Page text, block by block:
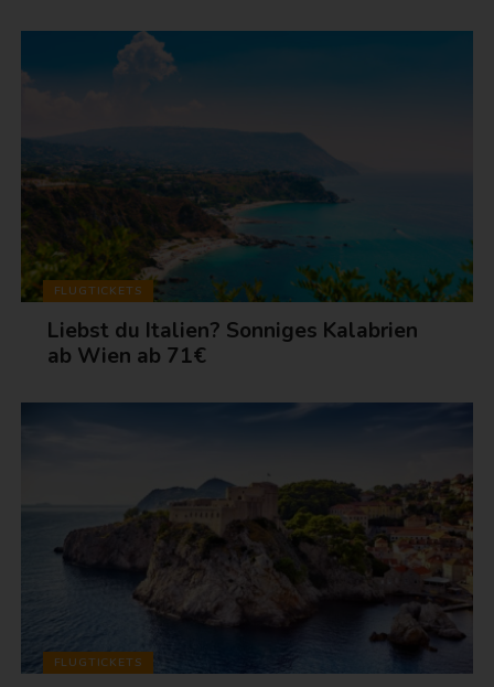
FLUGTICKETS
Liebst du Italien? Sonniges Kalabrien
ab Wien ab 71€
FLUGTICKETS